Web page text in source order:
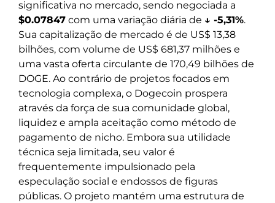
significativa no mercado, sendo negociada a
$0.07847 com uma variação diária de ↓ -5,31%.
Sua capitalização de mercado é de US$ 13,38
bilhões, com volume de US$ 681,37 milhões e
uma vasta oferta circulante de 170,49 bilhões de
DOGE. Ao contrário de projetos focados em
tecnologia complexa, o Dogecoin prospera
através da força de sua comunidade global,
liquidez e ampla aceitação como método de
pagamento de nicho. Embora sua utilidade
técnica seja limitada, seu valor é
frequentemente impulsionado pela
especulação social e endossos de figuras
públicas. O projeto mantém uma estrutura de